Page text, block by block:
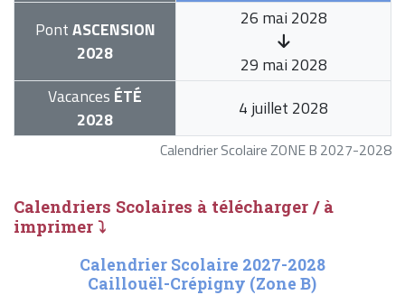
Calendrier Scolaire ZONE B 2027-2028
PontASCENSION
2028
26 mai 2028
29 mai 2028
Vacances ÉTÉ
2028
4 juillet 2028
Calendriers Scolaires à télécharger / à
imprimer ⤵
Calendrier Scolaire 2027-2028
Caillouël-Crépigny (Zone B)